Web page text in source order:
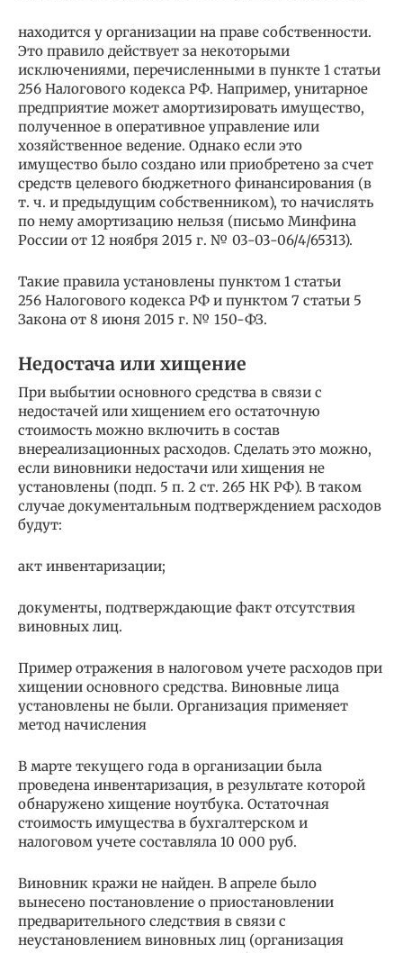
находится у организации на праве собственности.
Это правило действует за некоторыми
исключениями, перечисленными в пункте 1 статьи
256 Налогового кодекса РФ. Например, унитарное
предприятие может амортизировать имущество,
полученное в оперативное управление или
хозяйственное ведение. Однако если это
имущество было создано или приобретено за счет
средств целевого бюджетного финансирования (в
т. ч. и предыдущим собственником), то начислять
по нему амортизацию нельзя (письмо Минфина
России от 12 ноября 2015 г. № 03-03-06/4/65313).
Такие правила установлены пунктом 1 статьи
256 Налогового кодекса РФ и пунктом 7 статьи 5
Закона от 8 июня 2015 г. № 150-ФЗ.
Недостача или хищение
При выбытии основного средства в связи с
недостачей или хищением его остаточную
стоимость можно включить в состав
внереализационных расходов. Сделать это можно,
если виновники недостачи или хищения не
установлены (подп. 5 п. 2 ст. 265 НК РФ). В таком
случае документальным подтверждением расходов
будут:
акт инвентаризации;
документы, подтверждающие факт отсутствия
виновных лиц.
Пример отражения в налоговом учете расходов при
хищении основного средства. Виновные лица
установлены не были. Организация применяет
метод начисления
В марте текущего года в организации была
проведена инвентаризация, в результате которой
обнаружено хищение ноутбука. Остаточная
стоимость имущества в бухгалтерском и
налоговом учете составляла 10 000 руб.
Виновник кражи не найден. В апреле было
вынесено постановление о приостановлении
предварительного следствия в связи с
неустановлением виновных лиц (организация